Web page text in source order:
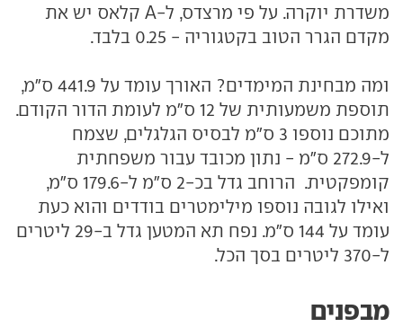
משדרת יוקרה. על פי מרצדס, ל-A קלאס יש את
מקדם הגרר הטוב בקטגוריה - 0.25 בלבד.
ומה מבחינת המימדים? האורך עומד על 441.9 ס"מ,
תוספת משמעותית של 12 ס"מ לעומת הדור הקודם.
מתוכם נוספו 3 ס"מ לבסיס הגלגלים, שצמח
ל-272.9 ס"מ - נתון מכובד עבור משפחתית
קומפקטית. הרוחב גדל בכ-2 ס"מ ל-179.6 ס"מ,
ואילו לגובה נוספו מילימטרים בודדים והוא כעת
עומד על 144 ס"מ. נפח תא המטען גדל ב-29 ליטרים
ל-370 ליטרים בסך הכל.
מבפנים